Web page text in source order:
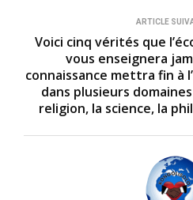
ARTICLE
Voici cinq vérités que
vous enseignera
connaissance mettra fin à
dans plusieurs
religion, la science, la